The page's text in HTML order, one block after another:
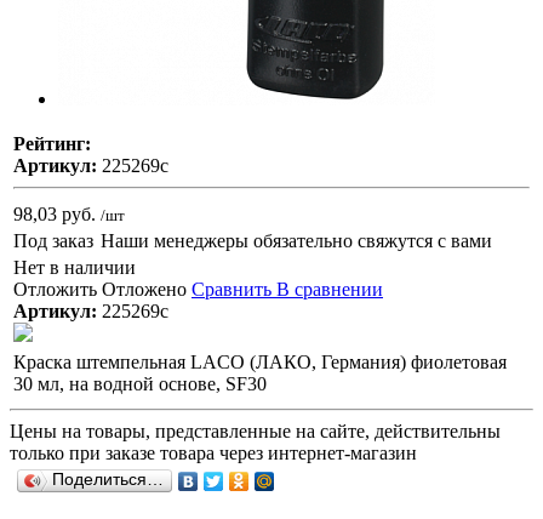
Рейтинг:
Артикул: 225269с
98,03 руб. /шт
Под заказ Наши менеджеры обязательно свяжутся с вами
Нет в наличии
Отложить Отложено Сравнить В сравнении
Артикул: 225269с
Краска штемпельная LACO (ЛАКО, Германия) фиолетовая
30 мл, на водной основе, SF30
Цены на товары, представленные на сайте, действительны
только при заказе товара через интернет-магазин
Поделиться…